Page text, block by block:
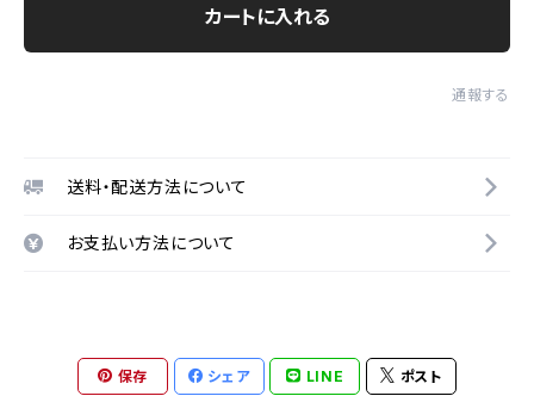
カートに入れる
通報する
送料・配送方法について
お支払い方法について
保存 シェア LINE ポスト